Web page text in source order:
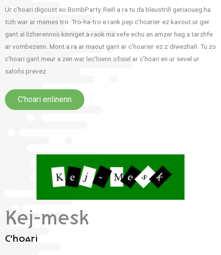
Ur c’hoari digoust eo BombParty. Reiñ a ra tu da bleustriñ geriaoueg ha
tizh war ar memes tro. Tro-ha-tro e rank pep c’hoarier·ez kavout ur ger
gant al lizherennoù kinniget a-raok ma vefe echu an amzer hag a tarzhfe
ar vombezenn. Mont a ra ar maout gant ar c’hoarier·ez z·diwezhañ. Tu zo
c’hoari gant meur a zen war lec’hienn ofisiel ar c’hoari en ur sevel ur
saloñs prevez.
C'hoari enlinenn
Kej-mesk
C'hoari